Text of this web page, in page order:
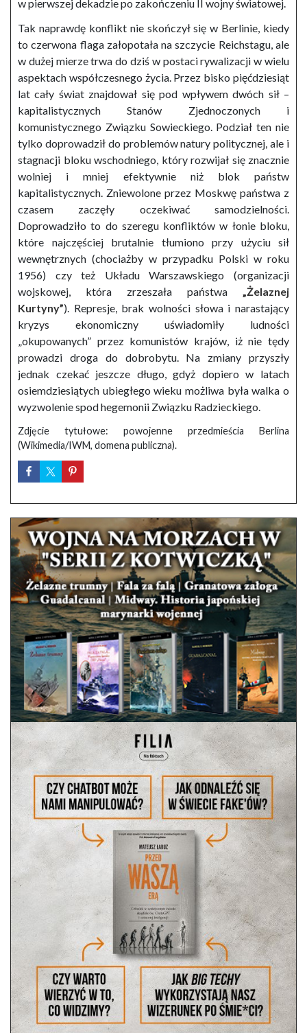
w pierwszej dekadzie po zakończeniu II wojny światowej.
Tak naprawdę konflikt nie skończył się w Berlinie, kiedy
to czerwona flaga załopotała na szczycie Reichstagu, ale
w dużej mierze trwa do dziś w postaci rywalizacji w wielu
aspektach współczesnego życia. Przez bisko pięćdziesiąt
lat cały świat znajdował się pod wpływem dwóch sił –
kapitalistycznych Stanów Zjednoczonych i
komunistycznego Związku Sowieckiego. Podział ten nie
tylko doprowadził do problemów natury politycznej, ale i
stagnacji bloku wschodniego, który rozwijał się znacznie
wolniej i mniej efektywnie niż blok państw
kapitalistycznych. Zniewolone przez Moskwę państwa z
czasem zaczęły oczekiwać samodzielności.
Doprowadziło to do szeregu konfliktów w łonie bloku,
które najczęściej brutalnie tłumiono przy użyciu sił
wewnętrznych (chociażby w przypadku Polski w roku
1956) czy też Układu Warszawskiego (organizacji
wojskowej, która zrzeszała państwa „Żelaznej
Kurtyny”). Represje, brak wolności słowa i narastający
kryzys ekonomiczny uświadomiły ludności
„okupowanych” przez komunistów krajów, iż nie tędy
prowadzi droga do dobrobytu. Na zmiany przyszły
jednak czekać jeszcze długo, gdyż dopiero w latach
osiemdziesiątych ubiegłego wieku możliwa była walka o
wyzwolenie spod hegemonii Związku Radzieckiego.
Zdjęcie tytułowe: powojenne przedmieścia Berlina
(Wikimedia/IWM, domena publiczna).